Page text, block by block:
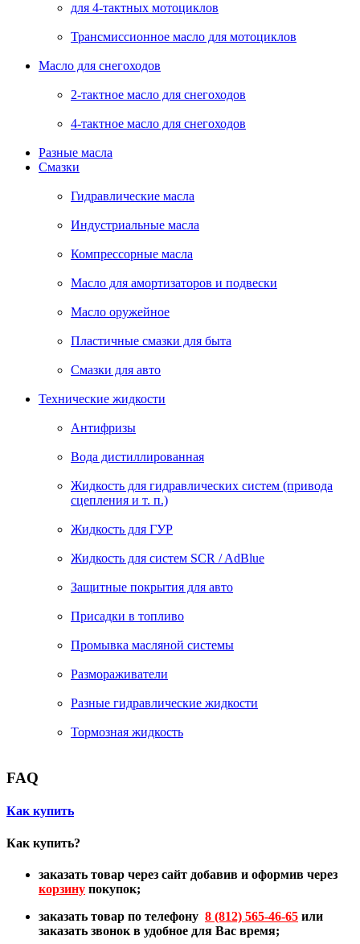
для 4-тактных мотоциклов
Трансмиссионное масло для мотоциклов
Масло для снегоходов
2-тактное масло для снегоходов
4-тактное масло для снегоходов
Разные масла
Смазки
Гидравлические масла
Индустриальные масла
Компрессорные масла
Масло для амортизаторов и подвески
Масло оружейное
Пластичные смазки для быта
Смазки для авто
Технические жидкости
Антифризы
Вода дистиллированная
Жидкость для гидравлических систем (привода
сцепления и т. п.)
Жидкость для ГУР
Жидкость для систем SCR / AdBlue
Защитные покрытия для авто
Присадки в топливо
Промывка масляной системы
Размораживатели
Разные гидравлические жидкости
Тормозная жидкость
FAQ
Как купить
Как купить?
заказать товар через сайт добавив и оформив через
корзину покупок;
заказать товар по телефону 8 (812) 565-46-65 или
заказать звонок в удобное для Вас время;